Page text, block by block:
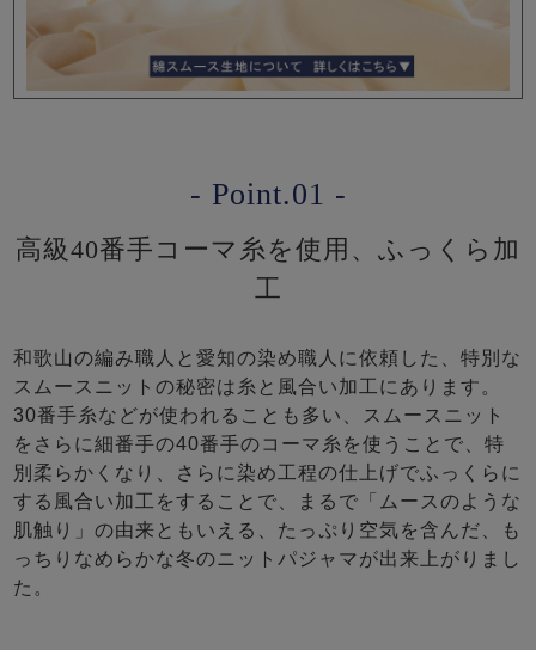
- Point.01 -
高級40番手コーマ糸を使用、ふっくら加
工
和歌山の編み職人と愛知の染め職人に依頼した、特別な
スムースニットの秘密は糸と風合い加工にあります。
30番手糸などが使われることも多い、スムースニット
をさらに細番手の40番手のコーマ糸を使うことで、特
別柔らかくなり、さらに染め工程の仕上げでふっくらに
する風合い加工をすることで、まるで「ムースのような
肌触り」の由来ともいえる、たっぷり空気を含んだ、も
っちりなめらかな冬のニットパジャマが出来上がりまし
た。